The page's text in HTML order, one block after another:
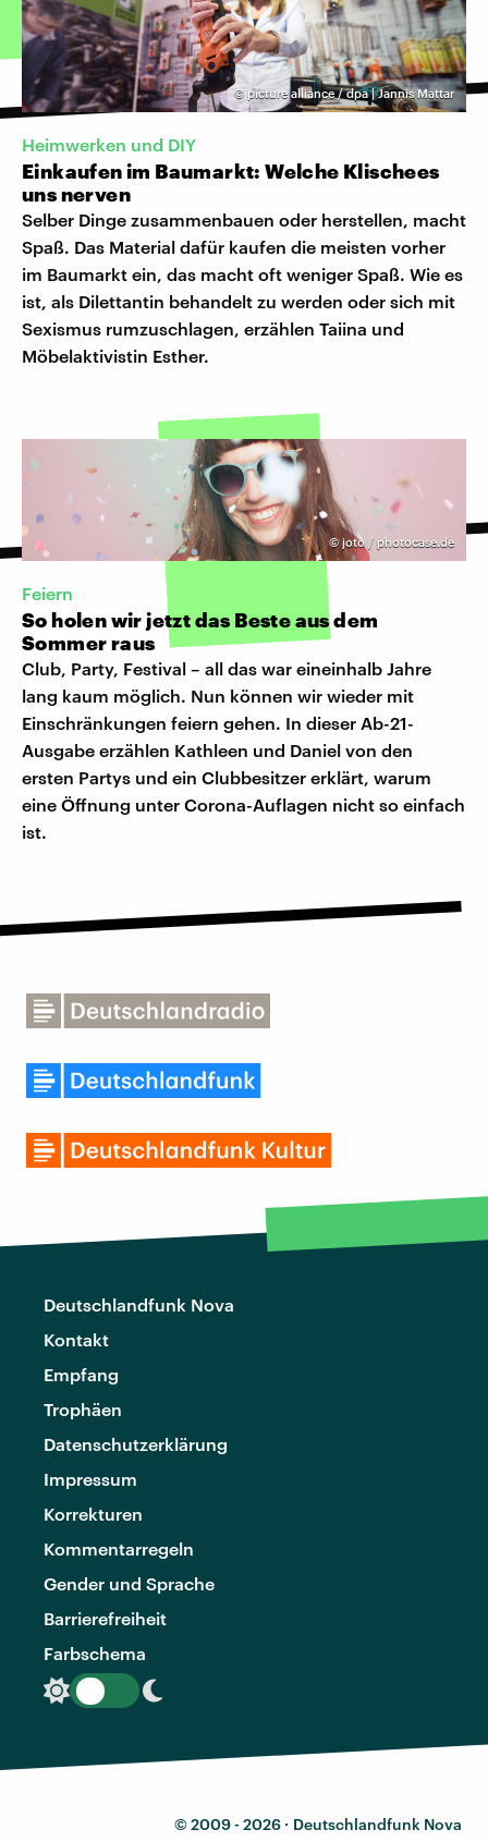
© picture alliance / dpa | Jannis Mattar
Heimwerken und DIY
Einkaufen im Baumarkt: Welche Klischees
uns nerven
Selber Dinge zusammenbauen oder herstellen, macht
Spaß. Das Material dafür kaufen die meisten vorher
im Baumarkt ein, das macht oft weniger Spaß. Wie es
ist, als Dilettantin behandelt zu werden oder sich mit
Sexismus rumzuschlagen, erzählen Taiina und
Möbelaktivistin Esther.
©joto / photocase.de
Feiern
So holen wir jetzt das Beste aus dem
Sommer raus
Club, Party, Festival – all das war eineinhalb Jahre
lang kaum möglich. Nun können wir wieder mit
Einschränkungen feiern gehen. In dieser Ab-21-
Ausgabe erzählen Kathleen und Daniel von den
ersten Partys und ein Clubbesitzer erklärt, warum
eine Öffnung unter Corona-Auflagen nicht so einfach
ist.
Deutschlandfunk Nova
Kontakt
Empfang
Trophäen
Datenschutzerklärung
Impressum
Korrekturen
Kommentarregeln
Gender und Sprache
Barrierefreiheit
Farbschema
© 2009 - 2026 · Deutschlandfunk Nova